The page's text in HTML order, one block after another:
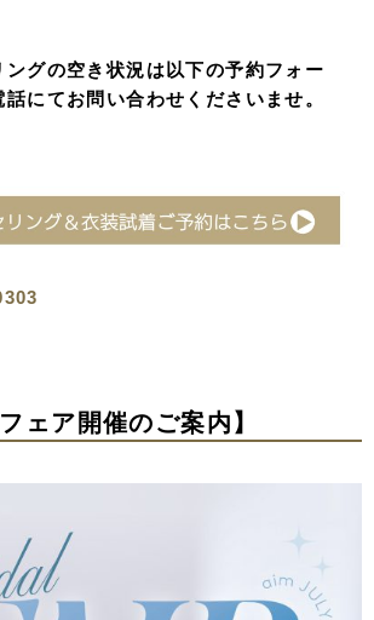
ングの空き状況は以下の予約フォー
にてお問い合わせくださいませ。
ェア開催のご案内】